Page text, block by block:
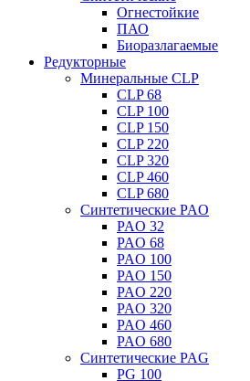
Огнестойкие
ПАО
Биоразлагаемые
Редукторные
Минеральные CLP
CLP 68
CLP 100
CLP 150
CLP 220
CLP 320
CLP 460
CLP 680
Синтетические PAO
PAO 32
PAO 68
PAO 100
PAO 150
PAO 220
PAO 320
PAO 460
PAO 680
Синтетические PAG
PG 100